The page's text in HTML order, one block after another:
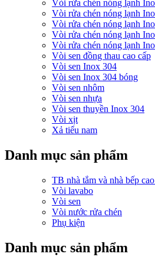
Vòi rửa chén nóng lạnh
Vòi rửa chén nóng lạnh
Vòi rửa chén nóng lạnh
Vòi rửa chén nóng lạnh
Vòi rửa chén nóng lạnh
Vòi sen đồng thau cao cấp
Vòi sen Inox 304
Vòi sen Inox 304 bóng
Vòi sen nhôm
Vòi sen nhựa
Vòi sen thuyền Inox 304
Vòi xịt
Xả tiểu nam
Danh mục sản phẩm
TB nhà tắm và nhà bếp
Vòi lavabo
Vòi sen
Vòi nước rửa chén
Phụ kiện
Danh mục sản phẩm